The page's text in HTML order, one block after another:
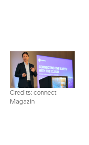
Credits: connect
Magazin